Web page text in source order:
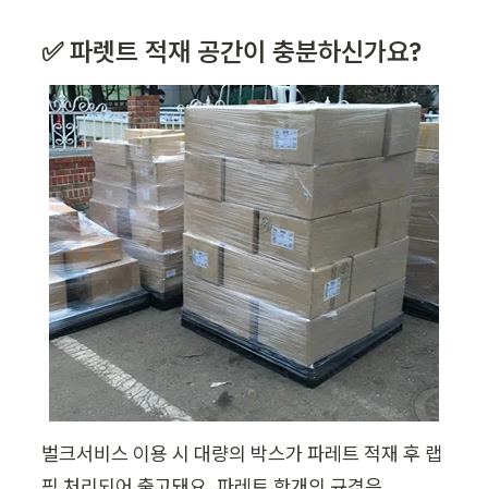
✅ 파렛트 적재 공간이 충분하신가요?
벌크서비스 이용 시 대량의 박스가 파레트 적재 후 랩